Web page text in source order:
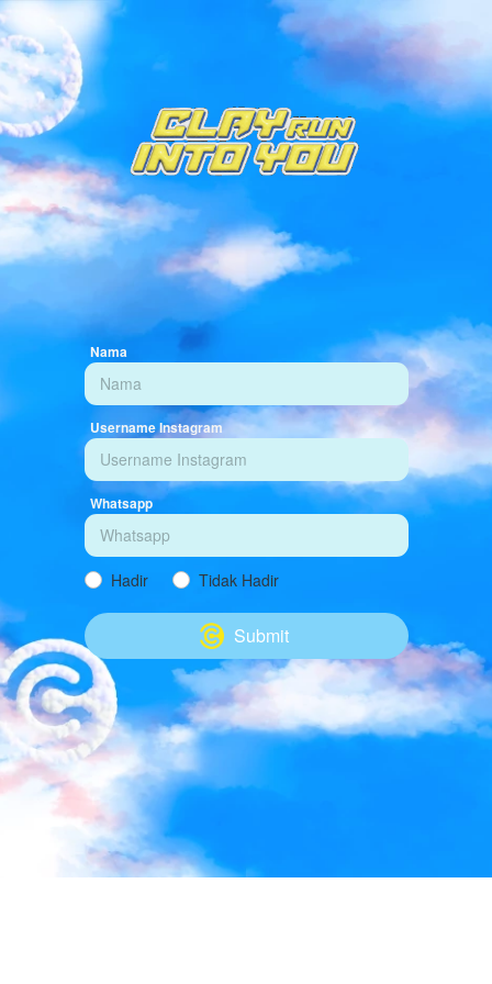
Nama
Username Instagram
Whatsapp
Hadir Tidak Hadir
` Submit